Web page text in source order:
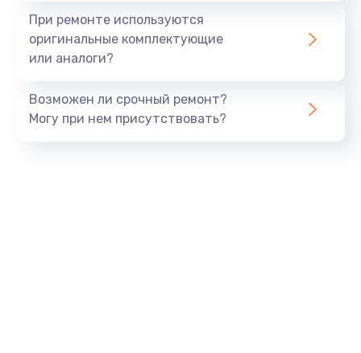
При ремонте используются
оригинальные комплектующие
или аналоги?
Возможен ли срочный ремонт?
Могу при нем присутствовать?